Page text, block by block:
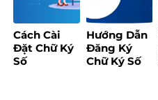
Tổ công tác
công nghệ
số cộng
đồng”
Cách Cài
Đặt Chữ Ký
Số
Hướng Dẫn
Đăng Ký
Chữ Ký Số